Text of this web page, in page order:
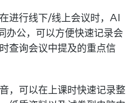
进行线下/线上会议时，AI
办公，可以方便快速记录会
查询会议中提及的重点信
，可以在上课时快速记录整